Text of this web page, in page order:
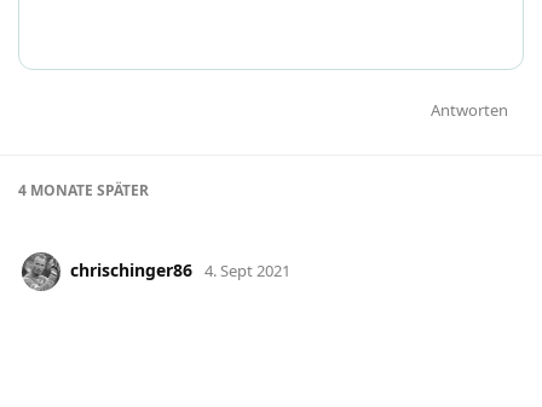
Antworten
4 MONATE SPÄTER
chrischinger86 4. Sept 2021